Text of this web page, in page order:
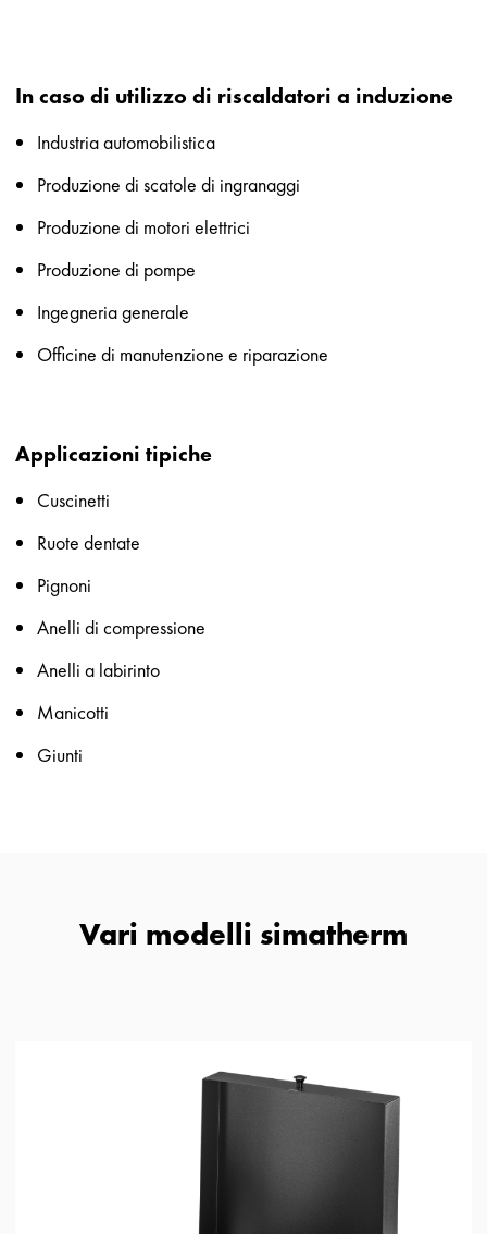
In caso di utilizzo di riscaldatori a induzione
Industria automobilistica
Produzione di scatole di ingranaggi
Produzione di motori elettrici
Produzione di pompe
Ingegneria generale
Officine di manutenzione e riparazione
Applicazioni tipiche
Cuscinetti
Ruote dentate
Pignoni
Anelli di compressione
Anelli a labirinto
Manicotti
Giunti
Vari modelli simatherm